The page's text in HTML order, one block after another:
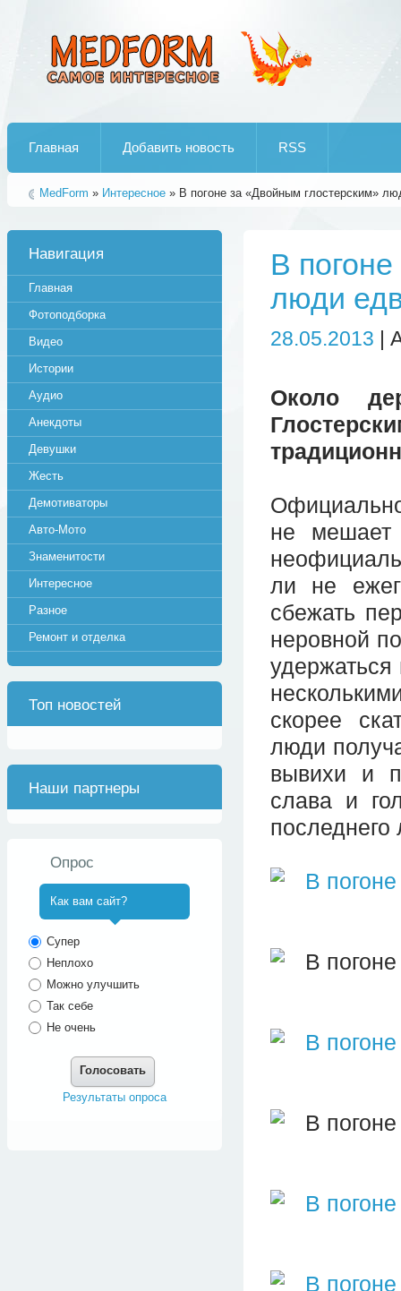
Главная Добавить новость RSS
MedForm » Интересное » В погоне за «Двойным глостерским»
В
люди
28.05.2013 |
Около
не мешает
ли не
сбежать
неровной
скорее
люди
вывихи и
слава и
последнего
Навигация
Главная
Фотоподборка
Видео
Истории
Аудио
Анекдоты
Девушки
Жесть
Демотиваторы
Авто-Мото
Знаменитости
Интересное
Разное
Ремонт и отделка
Топ новостей
Наши партнеры
Опрос
Как вам сайт?
Супер
Неплохо
Можно улучшить
Так себе
Не очень
Голосовать
Результаты опроса